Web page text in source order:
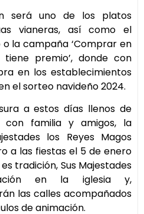
será uno de los platos
vianeras, así como el
la campaña ‘Comprar en
premio’, donde con
en los establecimientos
el sorteo navideño 2024.
a estos días llenos de
con familia y amigos, la
los Reyes Magos
a las fiestas el 5 de enero
tradición, Sus Majestades
en la iglesia y,
las calles acompañados
de animación.